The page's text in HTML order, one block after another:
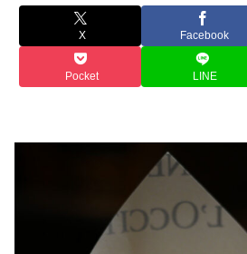
X Facebook
Pocket LINE